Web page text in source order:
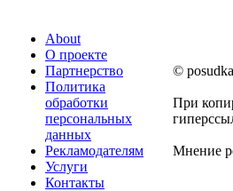
About
О проекте
Партнерство
Политика
обработки
персональных
данных
Рекламодателям
Услуги
Контакты
©
При
Мнение